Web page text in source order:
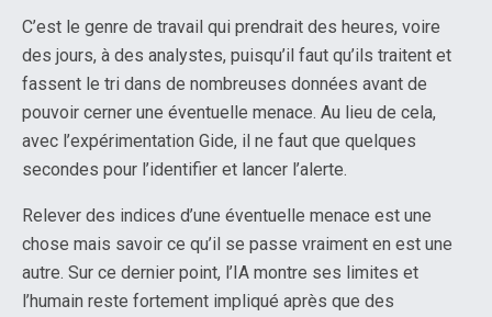
C’est le genre de travail qui prendrait des heures, voire
des jours, à des analystes, puisqu’il faut qu’ils traitent et
fassent le tri dans de nombreuses données avant de
pouvoir cerner une éventuelle menace. Au lieu de cela,
avec l’expérimentation Gide, il ne faut que quelques
secondes pour l’identifier et lancer l’alerte.
Relever des indices d’une éventuelle menace est une
chose mais savoir ce qu’il se passe vraiment en est une
autre. Sur ce dernier point, l’IA montre ses limites et
l’humain reste fortement impliqué après que des